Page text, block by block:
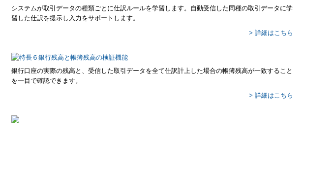
システムが取引データの種類ごとに仕訳ルールを学習します。自動受信した同種の取引データに学
習した仕訳を提示し入力をサポートします。
> 詳細はこちら
銀行口座の実際の残高と、受信した取引データを全て仕訳計上した場合の帳簿残高が一致すること
を一目で確認できます。
> 詳細はこちら